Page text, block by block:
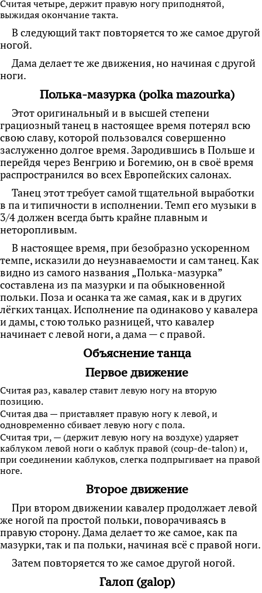
Считая четыре, держит правую ногу приподнятой,
выжидая окончание такта.
В следующий такт повторяется то же самое другой
ногой.
Дама делает те же движения, но начиная с другой
ноги.
Полька-мазурка (polka mazourka)
Этот оригинальный и в высшей степени
грациозный танец в настоящее время потерял всю
свою славу, которой пользовался совершенно
заслуженно долгое время. Зародившись в Польше и
перейдя через Венгрию и Богемию, он в своё время
распространился во всех Европейских салонах.
Танец этот требует самой тщательной выработки
в па и типичности в исполнении. Темп его музыки в
3/4 должен всегда быть крайне плавным и
неторопливым.
В настоящее время, при безобразно ускоренном
темпе, исказили до неузнаваемости и сам танец. Как
видно из самого названия „Полька-мазурка”
составлена из па мазурки и па обыкновенной
польки. Поза и осанка та же самая, как и в других
лёгких танцах. Исполнение па одинаково у кавалера
и дамы, с тою только разницей, что кавалер
начинает с левой ноги, а дама — с правой.
Объяснение танца
Первое движение
Считая раз, кавалер ставит левую ногу на вторую
позицию.
Считая два — приставляет правую ногу к левой, и
одновременно сбивает левую ногу с пола.
Считая три, — (держит левую ногу на воздухе) ударяет
каблуком левой ноги о каблук правой (coup-de-talon) и,
при соединении каблуков, слегка подпрыгивает на правой
ноге.
Второе движение
При втором движении кавалер продолжает левой
же ногой па простой польки, поворачиваясьв
правую сторону. Дама делает то же самое, как па
мазурки, так и па польки, начиная всё с правой ноги.
Затем повторяется то же самое другой ногой.
Галоп (galop)